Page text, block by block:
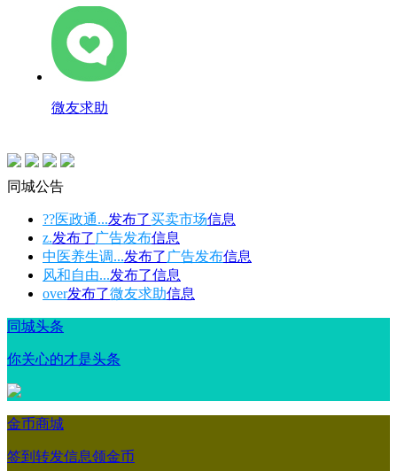
微友求助
同城公告
??医政通...发布了买卖市场信息
z.发布了 广告发布信息
中医养生调...发布了 广告发布信息
风和自由...发布了信息
over发布了微友求助信息
同城头条
你关心的才是头条
金币商城
签到转发信息领金币